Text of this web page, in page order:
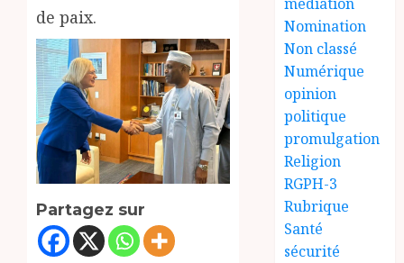
de paix.
Partagez sur
Nomination
Non classé
Numérique
opinion
politique
promulgation
Religion
RGPH-3
Rubrique
Santé
sécurité